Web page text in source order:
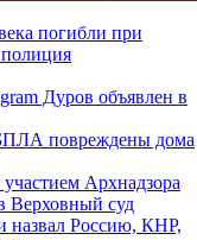
погибли при
Дуров объявлен в
повреждены дома
Архнадзора
Верховный суд
назвал Россию, КНР,